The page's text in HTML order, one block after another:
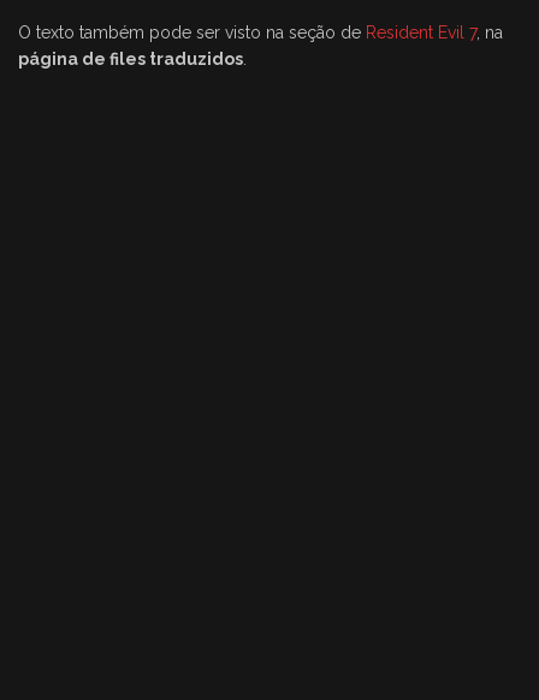
O texto também pode ser visto na seção de Resident Evil 7, na
página de files traduzidos